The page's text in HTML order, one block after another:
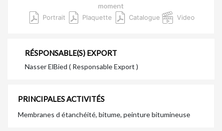
moment
Portrait Plaquette Catalogue Video
RÉSPONSABLE(S) EXPORT
Nasser ElBied ( Responsable Export )
PRINCIPALES ACTIVITÉS
Membranes d étanchéité, bitume, peinture bitumineuse